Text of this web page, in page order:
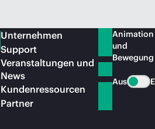
Unternehmen
Support
Veranstaltungen und
News
Kundenressourcen
Partner
Animation
und
Bewegung
Aus